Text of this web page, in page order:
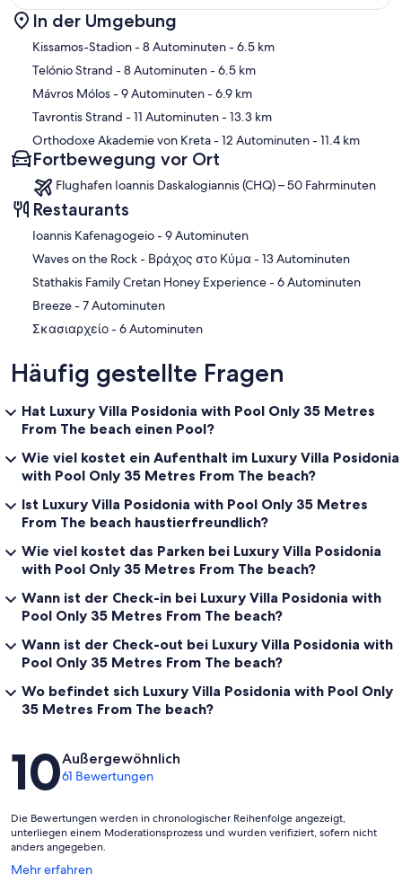
• Massage
• Daily cleaning
• Daily excursions
Heating costs for the swimming pool
• Delivery of traditional cretan food to your place
For Children and babies
Cradle
Highchair for babies’ and young children’s food
Sheet/Blanket/Quilt/Pillow for the cradle
A Set of special cutlery, Plate and glass for babies/ Baby’s bib
1,5 km from the village of Drapanias
4,5 km from the town of Kasteli where you can find a Health Center,
Pharmacies, Doctors’ Offices, Super Markets, Bakeries,
ATM
Falasarna beach is 15 kilometers from our villa
Balos beach is 18 kilometers from our villa
Elaphonisi beach is about 45 kilometers from our villa
Karte
In der Umgebung
Kissamos-Stadion- 8 Autominuten- 6.5 km
Telónio Strand - 8 Autominuten- 6.5 km
Mávros Mólos- 9 Autominuten- 6.9 km
Tavrontis Strand - 11 Autominuten- 13.3 km
Orthodoxe Akademie von Kreta- 12 Autominuten- 11.4 km
Fortbewegung vor Ort
Flughafen Ioannis Daskalogiannis (CHQ) – 50 Fahrminuten
Restaurants
‪Ioannis Kafenagogeio - ‬9 Autominuten
‪Waves on the Rock - Βράχος στο Κύμα - ‬13 Autominuten
‪Stathakis Family Cretan Honey Experience - ‬6 Autominuten
‪Breeze - ‬7 Autominuten
‪Σκασιαρχείο - ‬6 Autominuten
Häufig gestellte Fragen
Hat Luxury Villa Posidonia with Pool Only 35 Metres
From The beach einen Pool?
Wie viel kostet ein Aufenthalt im Luxury Villa Posidonia
with Pool Only 35 Metres From The beach?
Ist Luxury Villa Posidonia with Pool Only 35 Metres
From The beach haustierfreundlich?
Wie viel kostet das Parken bei Luxury Villa Posidonia
with Pool Only 35 Metres From The beach?
Wann ist der Check-in bei Luxury Villa Posidonia with
Pool Only 35 Metres From The beach?
Wann ist der Check-out bei Luxury Villa Posidonia with
Pool Only 35 Metres From The beach?
Wo befindet sich Luxury Villa Posidonia with Pool Only
35 Metres From The beach?
Bewertungen
10Außergewöhnlich
61 Bewertungen
Die Bewertungen werden in chronologischer Reihenfolge angezeigt,
unterliegen einem Moderationsprozess und wurden verifiziert, sofern nicht
anders angegeben.
Mehr erfahren
Wird